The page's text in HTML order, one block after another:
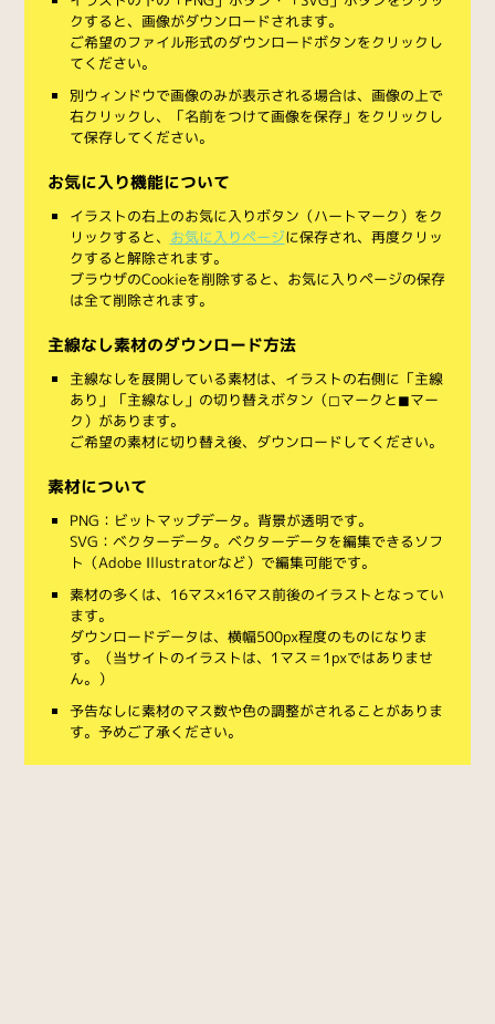
クすると、画像がダウンロードされます。
ご希望のファイル形式のダウンロードボタンをクリックし
てください。
別ウィンドウで画像のみが表示される場合は、画像の上で
右クリックし、「名前をつけて画像を保存」をクリックし
て保存してください。
お気に入り機能について
イラストの右上のお気に入りボタン（ハートマーク）をク
リックすると、 お気に入りページに保存され、再度クリッ
クすると解除されます。
ブラウザのCookieを削除すると、お気に入りページの保存
は全て削除されます。
主線なし素材のダウンロード方法
主線なしを展開している素材は、イラストの右側に「主線
あり」「主線なし」の切り替えボタン（◻︎マークと◼︎マー
ク）があります。
ご希望の素材に切り替え後、ダウンロードしてください。
素材について
PNG：ビットマップデータ。背景が透明です。
SVG：ベクターデータ。ベクターデータを編集できるソフ
ト（Adobe Illustratorなど）で編集可能です。
素材の多くは、16マス×16マス前後のイラストとなってい
ます。
ダウンロードデータは、横幅500px程度のものになりま
す。（当サイトのイラストは、1マス＝1pxではありませ
ん。）
予告なしに素材のマス数や色の調整がされることがありま
す。予めご了承ください。